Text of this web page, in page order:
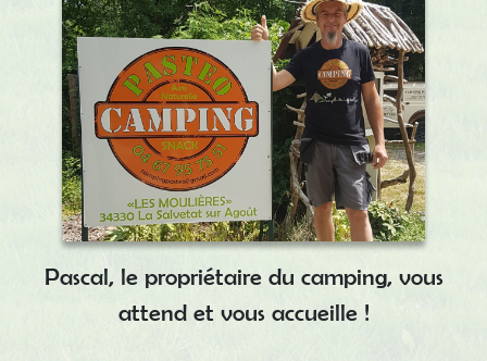
Pascal, le propriétaire du camping, vous
attend et vous accueille !